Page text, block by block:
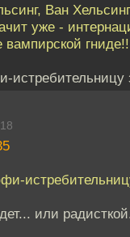
Ван
уже -
вампирской
или